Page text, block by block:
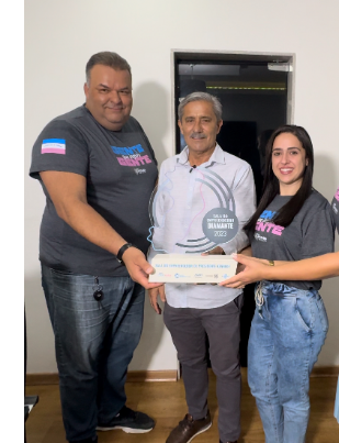
conta do sistema de
recentemente em todo o município
Kennedy, o sistema é integrado com
do país, sendo possível a identificação
meio do cruzamento de
específico, com dados de uma cidade
de Janeiro.
“Mais de 100 câmeras foram
interior de Presidente Kennedy,
segurança à população, seja nas ruas,
produtores agropecuários. Estamos
parabéns a todos os servidores que
segurança da nossa cidade”, destaca
Fontão.